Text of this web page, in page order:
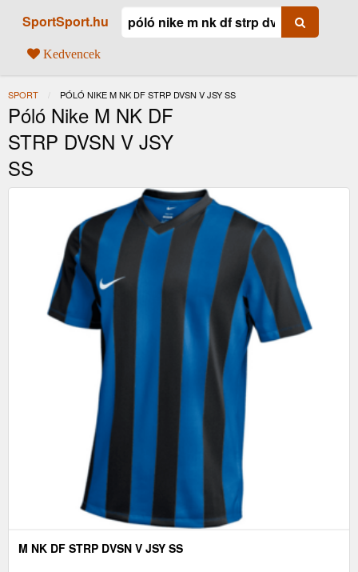
SportSport.hu
Kedvencek
SPORT JELENLEGI:
PÓLÓ NIKE M NK DF STRP DVSN V JSY SS
Póló Nike M NK DF
STRP DVSN V JSY
SS
M NK DF STRP DVSN V JSY SS